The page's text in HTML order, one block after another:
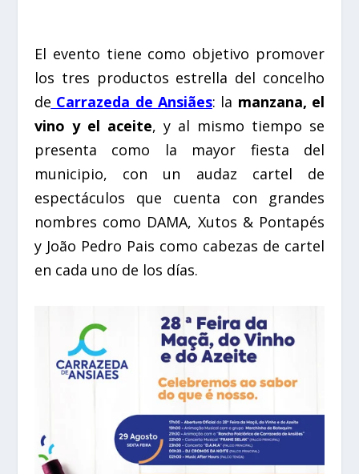
El evento tiene como objetivo promover
los tres productos estrella del concelho
de Carrazeda de Ansiães: la manzana, el
vino y el aceite, y al mismo tiempo se
presenta como la mayor fiesta del
municipio, con un audaz cartel de
espectáculos que cuenta con grandes
nombres como DAMA, Xutos & Pontapés
y João Pedro Pais como cabezas de cartel
en cada uno de los días.